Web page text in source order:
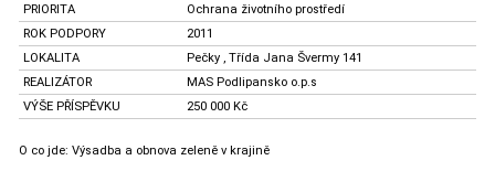
PRIORITA
Ochrana životního prostředí
ROK PODPORY
2011
LOKALITA
Pečky , Třída Jana Švermy 141
REALIZÁTOR
MAS Podlipansko o.p.s
VÝŠE PŘÍSPĚVKU
250 000 Kč
O co jde: Výsadba a obnova zeleně v krajině